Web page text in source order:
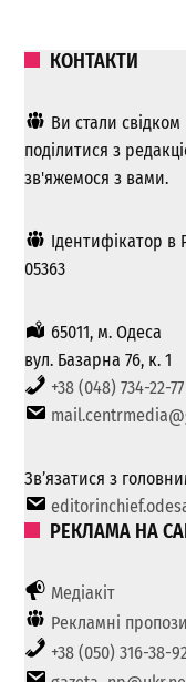
КОНТАКТИ
Ви стали свідком
поділитися з
зв'яжемося з вами.
Ідентифікатор в
05363
65011, м. Одеса
вул. Базарна 76, к. 1
+38 (048) 734-22-77
Зв’язатися з
РЕКЛАМА НА
Медіакіт
Рекламні
+38 (050) 316-38-92